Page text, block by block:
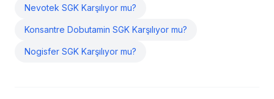
Nevotek SGK Karşılıyor mu?
Konsantre Dobutamin SGK Karşılıyor mu?
Nogisfer SGK Karşılıyor mu?